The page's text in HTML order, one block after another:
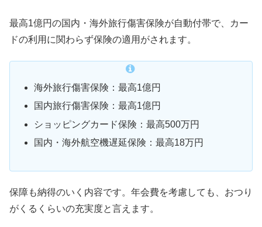
最高1億円の国内・海外旅行傷害保険が自動付帯で、カー
ドの利用に関わらず保険の適用がされます。
海外旅行傷害保険：最高1億円
国内旅行傷害保険：最高1億円
ショッピングカード保険：最高500万円
国内・海外航空機遅延保険：最高18万円
保障も納得のいく内容です。年会費を考慮しても、おつり
がくるくらいの充実度と言えます。